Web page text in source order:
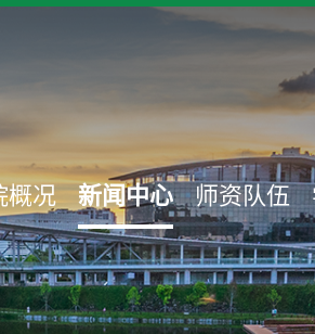
概况 新闻中心 师资队伍